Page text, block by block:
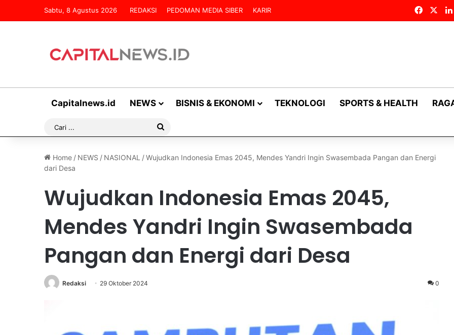
Sabtu, 8 Agustus 2026 REDAKSI PEDOMAN MEDIA SIBER KARIR
Capitalnews.id NEWS BISNIS & EKONOMI TEKNOLOGI SPORTS & HEALTH
Cari
Home / NEWS / NASIONAL /Wujudkan Indonesia Emas 2045, Mendes Yandri Ingin Swasembada Pangan dan Energi
dari Desa
Wujudkan Indonesia Emas 2045,
Mendes Yandri Ingin Swasembada
Pangan dan Energi dari Desa
Redaksi 29 Oktober 2024 0